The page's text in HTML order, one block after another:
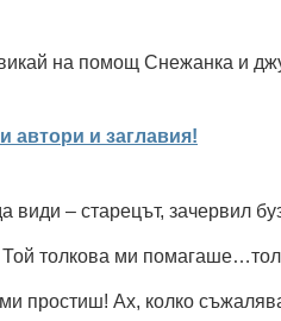
на помощ Снежанка и
автори и заглавия!
– старецът, зачервил
толкова ми
простиш! Ах, колко